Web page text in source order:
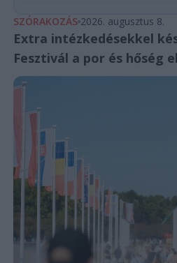
SZÓRAKOZÁS 2026. augusztus 8.
Extra intézkedésekkel
Fesztivál a por és hőség